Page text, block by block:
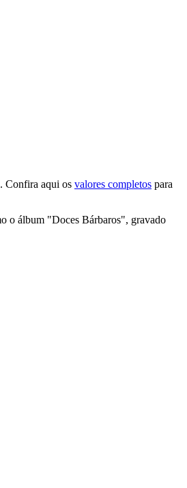
Confira aqui os valores completos para
o álbum "Doces Bárbaros", gravado